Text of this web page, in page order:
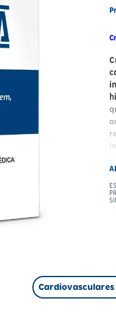
Cardiovasculares